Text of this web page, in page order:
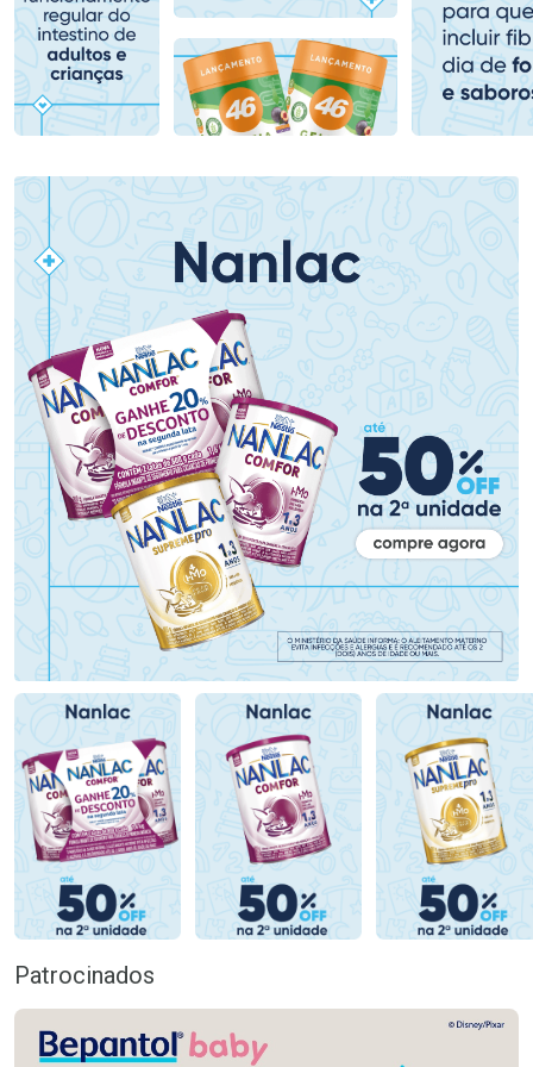
Comprar sem Desconto
Por R$ 79,90/cada
Comprar sem Desconto
Por R$ 79,90/cada
Comprar sem Desconto
Por R$ 69,99/cada
Comprar sem Desconto
Por R$ 69,99/cada
Patrocinados